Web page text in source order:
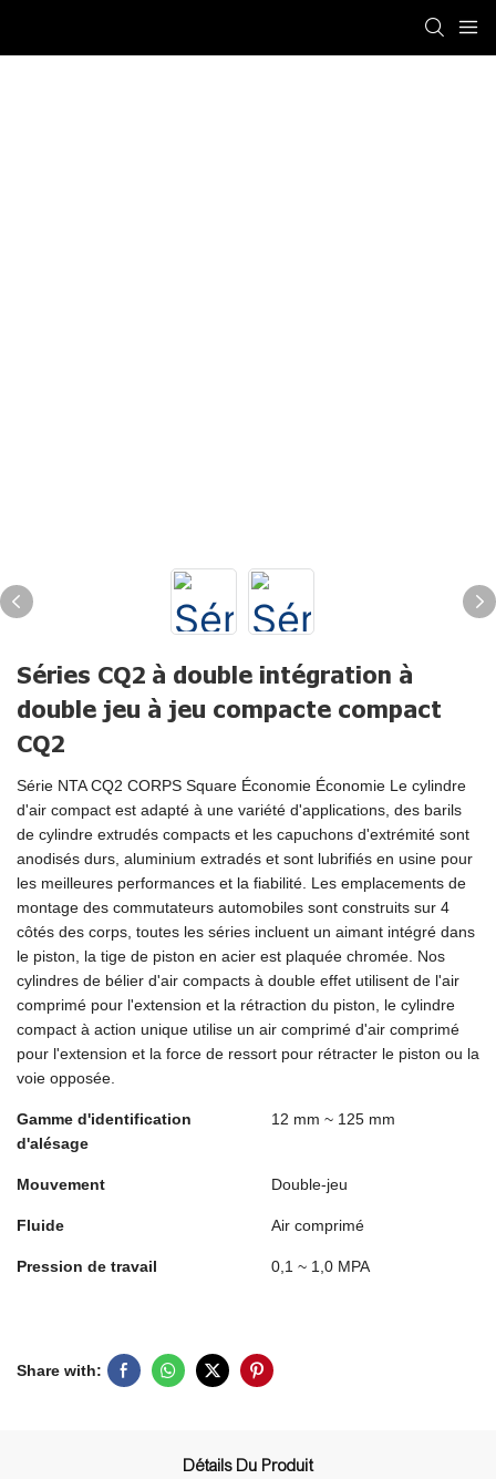
Séries CQ2 à double intégration à
double jeu à jeu compacte compact
CQ2
Série NTA CQ2 CORPS Square Économie Économie Le cylindre
d'air compact est adapté à une variété d'applications, des barils
de cylindre extrudés compacts et les capuchons d'extrémité sont
anodisés durs, aluminium extradés et sont lubrifiés en usine pour
les meilleures performances et la fiabilité. Les emplacements de
montage des commutateurs automobiles sont construits sur 4
côtés des corps, toutes les séries incluent un aimant intégré dans
le piston, la tige de piston en acier est plaquée chromée. Nos
cylindres de bélier d'air compacts à double effet utilisent de l'air
comprimé pour l'extension et la rétraction du piston, le cylindre
compact à action unique utilise un air comprimé d'air comprimé
pour l'extension et la force de ressort pour rétracter le piston ou la
voie opposée.
Gamme d'identification
d'alésage
12 mm ~ 125 mm
Mouvement Double-jeu
Fluide Air comprimé
Pression de travail 0,1 ~ 1,0 MPA
Share with:
Détails Du Produit